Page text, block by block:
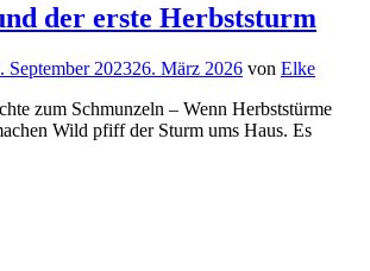
der erste Herbststurm
September 202326. März 2026 von Elke
zum Schmunzeln – Wenn Herbststürme
Wild pfiff der Sturm ums Haus. Es